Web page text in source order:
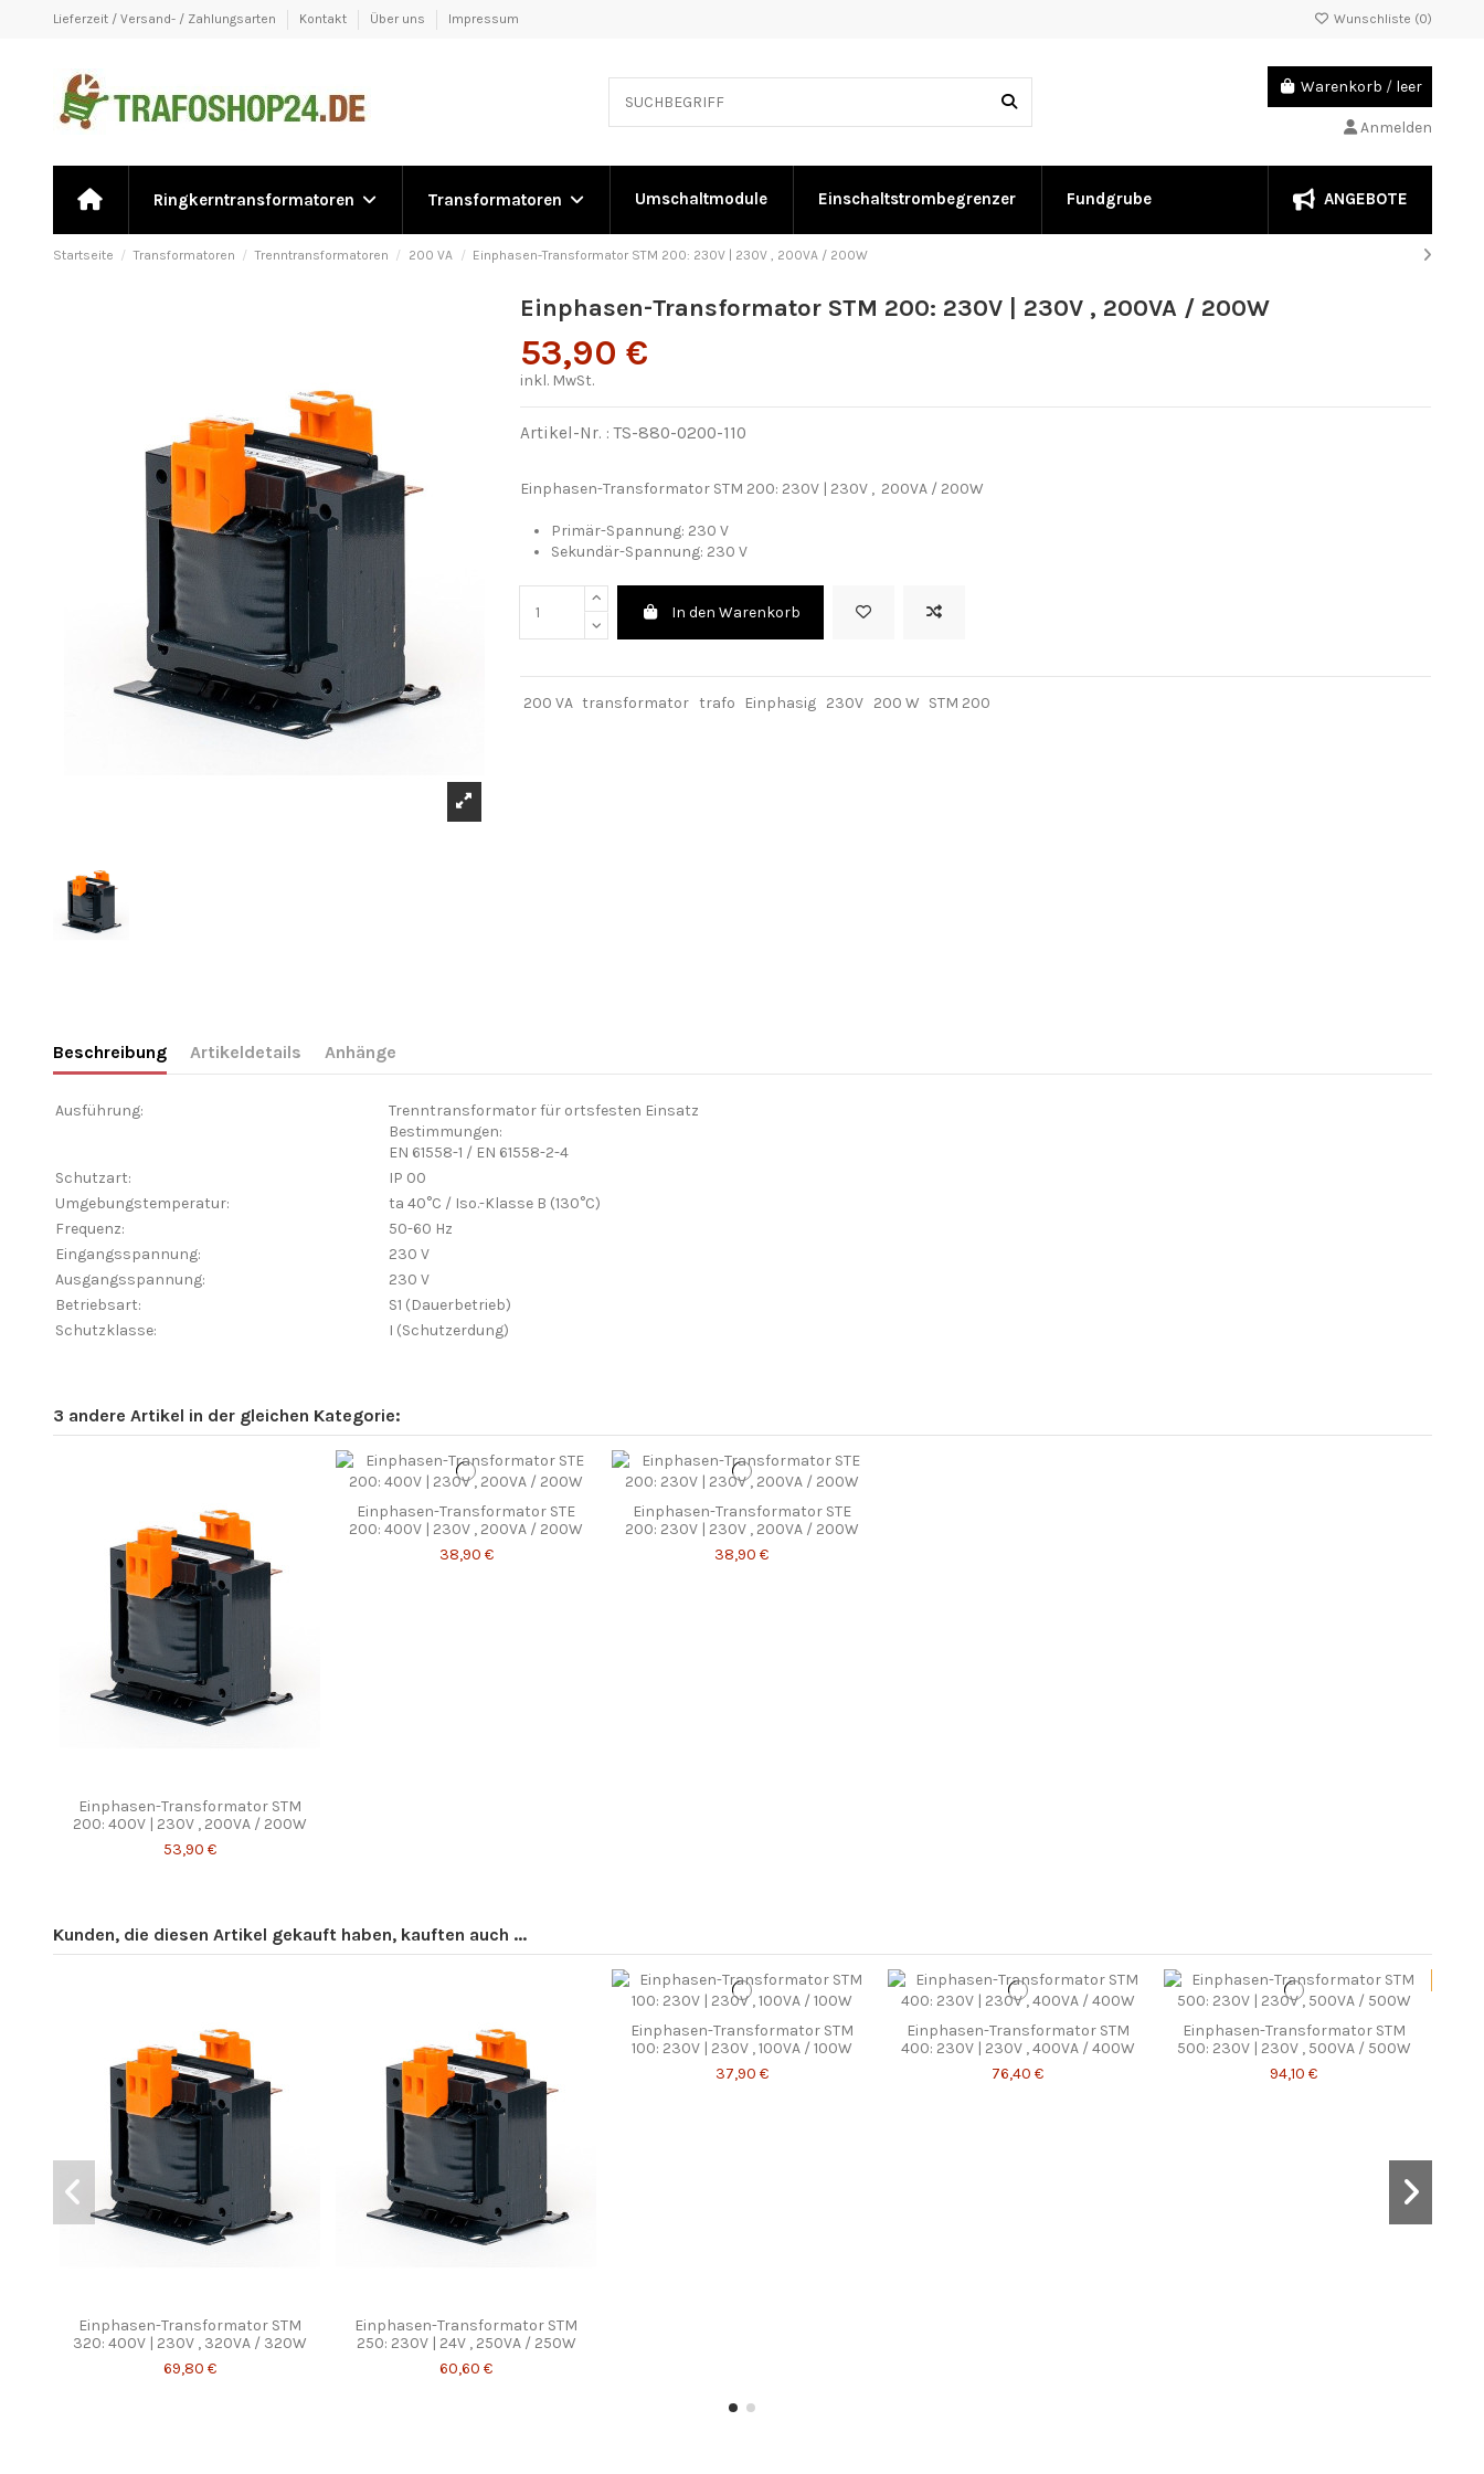
Lieferzeit / Versand- / Zahlungsarten Kontakt Über uns Impressum Wunschliste (0)
Warenkorb / leer
Anmelden
Ringkerntransformatoren Transformatoren Umschaltmodule Einschaltstrombegrenzer Fundgrube ANGEBOTE
Startseite Transformatoren Trenntransformatoren 200 VA Einphasen-Transformator STM 200: 230V | 230V , 200VA / 200W
Einphasen-Transformator STM 200: 230V | 230V , 200VA / 200W
53,90 €
inkl. MwSt.
Artikel-Nr. : TS-880-0200-110
Einphasen-Transformator STM 200: 230V | 230V , 200VA / 200W
Primär-Spannung: 230 V
Sekundär-Spannung: 230 V
In den Warenkorb
200 VA transformator trafo Einphasig 230V 200 W STM 200
Beschreibung Artikeldetails Anhänge
Ausführung:
Trenntransformator für ortsfesten Einsatz
Bestimmungen:
EN 61558-1 / EN 61558-2-4
Schutzart:
IP 00
Umgebungstemperatur:
ta 40°C / Iso.-Klasse B (130°C)
Frequenz:
50-60 Hz
Eingangsspannung:
230 V
Ausgangsspannung:
230 V
Betriebsart:
S1 (Dauerbetrieb)
Schutzklasse:
I (Schutzerdung)
3 andere Artikel in der gleichen Kategorie:
Einphasen-Transformator STM
200: 400V | 230V , 200VA / 200W
53,90 €
Einphasen-Transformator STE
200: 400V | 230V , 200VA / 200W
38,90 €
Einphasen-Transformator STE
200: 230V | 230V , 200VA / 200W
38,90 €
Kunden, die diesen Artikel gekauft haben, kauften auch ...
Einphasen-Transformator STM
320: 400V | 230V , 320VA / 320W
69,80 €
Einphasen-Transformator STM
250: 230V | 24V , 250VA / 250W
60,60 €
Einphasen-Transformator STM
100: 230V | 230V , 100VA / 100W
37,90 €
Einphasen-Transformator STM
400: 230V | 230V , 400VA / 400W
76,40 €
Einphasen-Transformator STM
500: 230V | 230V , 500VA / 500W
94,10 €